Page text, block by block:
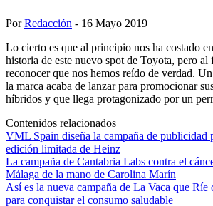
PorRedacción - 16 Mayo 2019
Lo cierto es que al principio nos ha costado
historia de este nuevo spot de Toyota, pero al
reconocer que nos hemos reído de verdad.
la marca acaba de lanzar para promocionar
híbridos y que llega protagonizado por un
Contenidos relacionados
VML Spain diseña la campaña de publicidad
edición limitada de Heinz
La campaña de Cantabria Labs contra el
Málaga de la mano de Carolina Marín
Así es la nueva campaña de La Vaca que
para conquistar el consumo saludable